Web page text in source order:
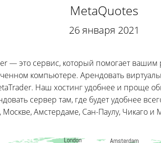
MetaQuotes
26 января 2021
— это сервис, который помогает
компьютере. Арендовать
Наш хостинг удобнее и проще
сервер там, где будет удобнее
Амстердаме, Сан-Паулу, Чикаго и